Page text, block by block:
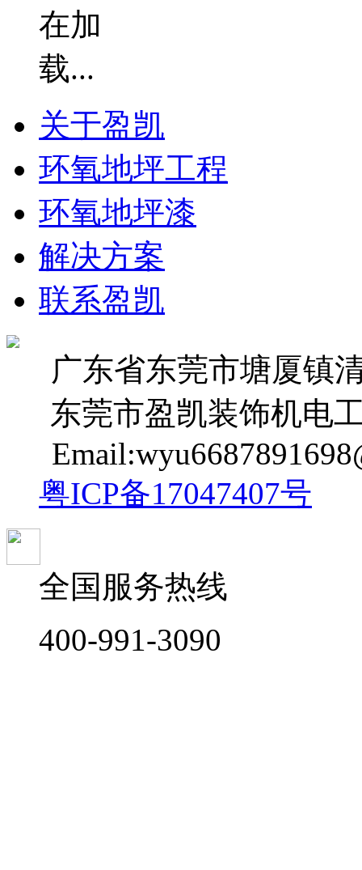
关于盈凯
环氧地坪工程
环氧地坪漆
解决方案
联系盈凯
广东省东莞市塘厦镇
东莞市盈凯装饰机电
粤ICP备17047407号
全国服务热线
400-991-3090